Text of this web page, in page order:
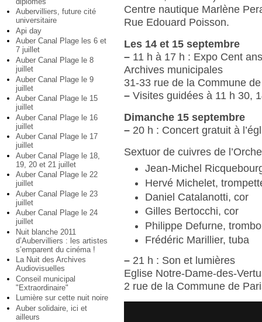
Aubervilliers, future cité
universitaire
Api day
Auber Canal Plage les 6 et
7 juillet
Auber Canal Plage le 8
juillet
Auber Canal Plage le 9
juillet
Auber Canal Plage le 15
juillet
Auber Canal Plage le 16
juillet
Auber Canal Plage le 17
juillet
Auber Canal Plage le 18,
19, 20 et 21 juillet
Auber Canal Plage le 22
juillet
Auber Canal Plage le 23
juillet
Auber Canal Plage le 24
juillet
Nuit blanche 2011
d’Aubervilliers : les artistes
s’emparent du cinéma !
La Nuit des Archives
Audiovisuelles
Conseil municipal
"Extraordinaire"
Lumière sur cette nuit noire
Auber solidaire, ici et
ailleurs
Centre nautique Marlène
Rue Edouard Poisson.
Les 14 et 15 septembre
– 11 h à 17 h : Expo Cent
Archives municipales
31-33 rue de la Commune
– Visites guidées à 11 h 30,
Dimanche 15 septembre
– 20 h : Concert gratuit à
Sextuor de cuivres de
Jean-Michel
Hervé Michelet,
Daniel Catalanotti, cor
Gilles Bertocchi, cor
Philippe Defurne,
Frédéric Marillier, tuba
– 21 h : Son et lumières
Eglise Notre-Dame-des-
2 rue de la Commune de